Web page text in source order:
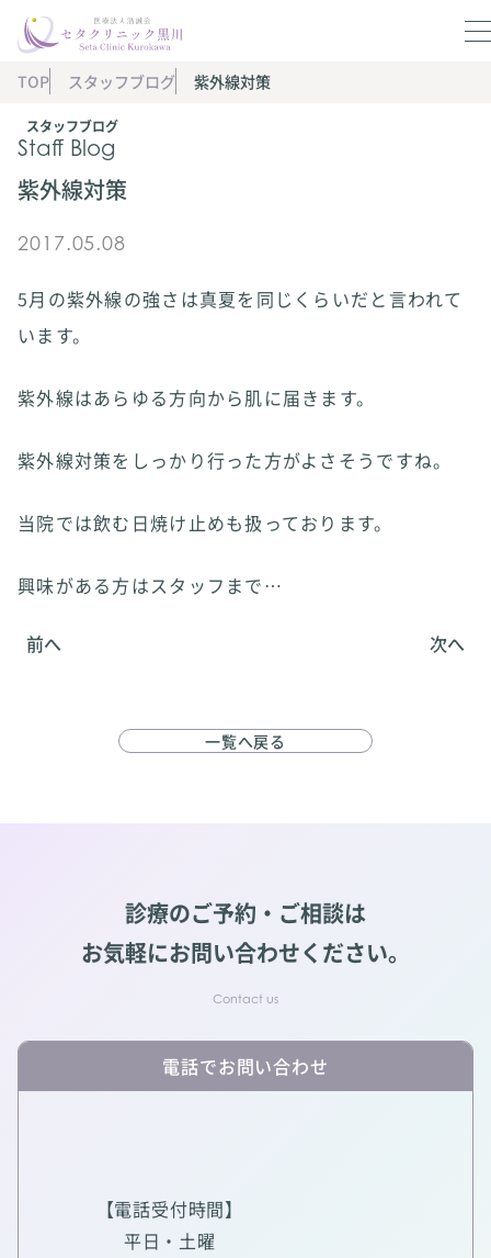
スタッフブログ
Staff Blog
TOP スタッフブログ 紫外線対策
紫外線対策
2017.05.08
5月の紫外線の強さは真夏を同じくらいだと言われて
います。
紫外線はあらゆる方向から肌に届きます。
紫外線対策をしっかり行った方がよさそうですね。
当院では飲む日焼け止めも扱っております。
興味がある方はスタッフまで…
前へ 次へ
一覧へ戻る
診療のご予約・ご相談は
お気軽にお問い合わせください。
電話でお問い合わせ
【電話受付時間】
平日・土曜